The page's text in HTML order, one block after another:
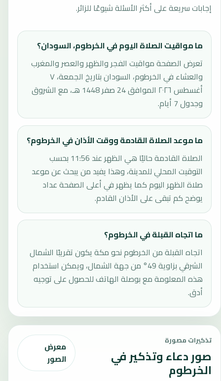
إجابات سريعة على أكثر الأسئلة شيوعًا للزائر.
ما مواقيت الصلاة اليوم في الخرطوم، السودان؟
تعرض الصفحة مواقيت الفجر والظهر والعصر والمغرب
والعشاء في الخرطوم، السودان بتاريخ الجمعة، ٧
أغسطس ٢٠٢٦ الموافق 24 صفر 1448 هـ، مع الشروق
وجدول 7 أيام.
ما موعد الصلاة القادمة ووقت الأذان في الخرطوم؟
الصلاة القادمة حاليًا هي الظهر عند 11:56 بحسب
التوقيت المحلي للمدينة، وهذا يفيد من يبحث عن موعد
صلاة الظهر اليوم كما يظهر في أعلى الصفحة عداد
يوضح كم تبقى على الأذان القادم.
ما اتجاه القبلة في الخرطوم؟
اتجاه القبلة من الخرطوم نحو مكة يكون تقريبًا الشمال
الشرقي بزاوية 49° من جهة الشمال، ويمكن استخدام
هذه المعلومة مع بوصلة الهاتف للحصول على توجيه
أدق.
تذكيرات مصورة
صور دعاء وتذكير في
الخرطوم
معرض
الصور